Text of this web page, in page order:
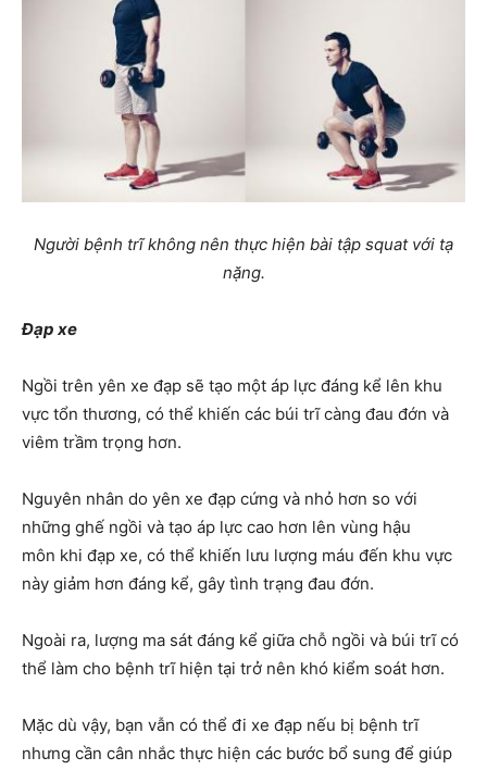
Người bệnh trĩ không nên thực hiện bài tập squat với tạ
nặng.
Đạp xe
Ngồi trên yên xe đạp sẽ tạo một áp lực đáng kể lên khu
vực tổn thương, có thể khiến các búi trĩ càng đau đớn và
viêm trầm trọng hơn.
Nguyên nhân do yên xe đạp cứng và nhỏ hơn so với
những ghế ngồi và tạo áp lực cao hơn lên vùng hậu
môn khi đạp xe, có thể khiến lưu lượng máu đến khu vực
này giảm hơn đáng kể, gây tình trạng đau đớn.
Ngoài ra, lượng ma sát đáng kể giữa chỗ ngồi và búi trĩ có
thể làm cho bệnh trĩ hiện tại trở nên khó kiểm soát hơn.
Mặc dù vậy, bạn vẫn có thể đi xe đạp nếu bị bệnh trĩ
nhưng cần cân nhắc thực hiện các bước bổ sung để giúp